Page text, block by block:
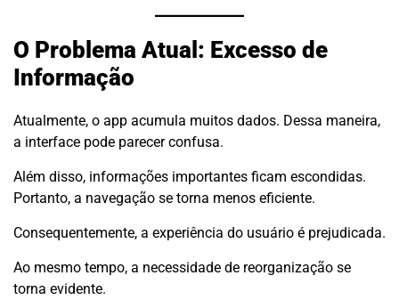
O Problema Atual: Excesso de
Informação
Atualmente, o app acumula muitos dados. Dessa maneira,
a interface pode parecer confusa.
Além disso, informações importantes ficam escondidas.
Portanto, a navegação se torna menos eficiente.
Consequentemente, a experiência do usuário é prejudicada.
Ao mesmo tempo, a necessidade de reorganização se
torna evidente.